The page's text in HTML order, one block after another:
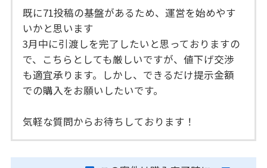
既に71投稿の基盤があるため、運営を始めやす
いかと思います
3月中に引渡しを完了したいと思っておりますの
で、こちらとしても厳しいですが、値下げ交渉
も適宜承ります。しかし、できるだけ提示金額
での購入をお願いしたいです。
気軽な質問からお待ちしております！